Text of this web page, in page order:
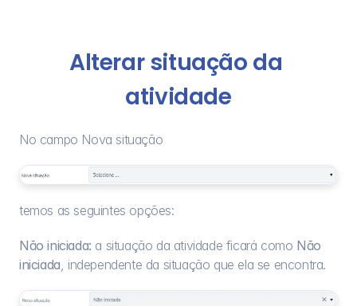
Alterar situação da
atividade
No campo Nova situação
temos as seguintes opções:
Não iniciada: a situação da atividade ficará como Não
iniciada , independente da situação que ela se encontra.